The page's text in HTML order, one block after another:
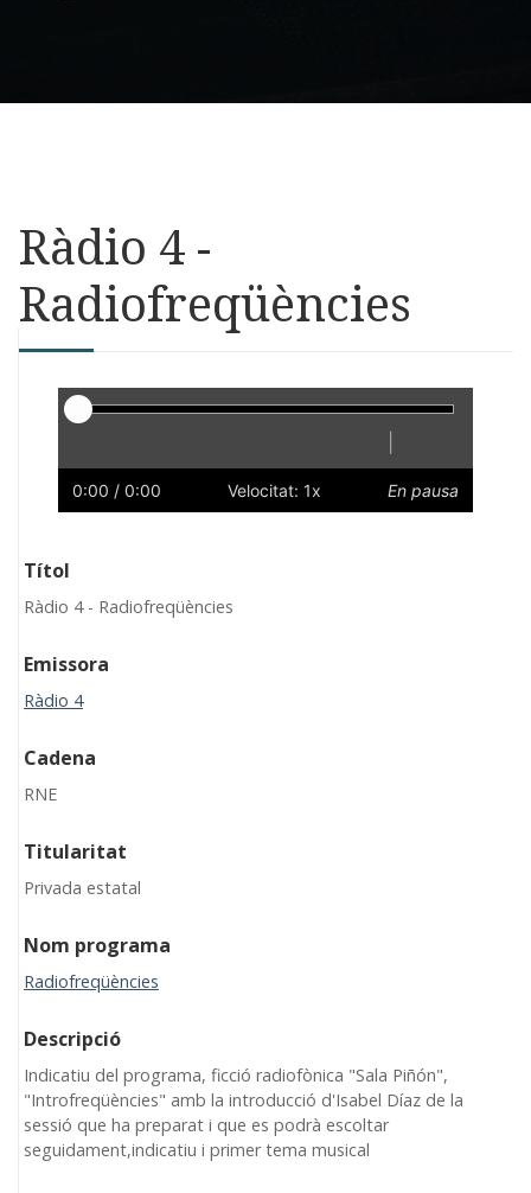
Ràdio 4 -
Radiofreqüències
Reproductor
Lent
0:00 / 0:00 Velocitat: 1x En pausa
Títol
Ràdio 4 - Radiofreqüències
Emissora
Ràdio 4
Cadena
RNE
Titularitat
Privada estatal
Nom programa
Radiofreqüències
Descripció
Indicatiu del programa, ficció radiofònica "Sala Piñón",
"Introfreqüències" amb la introducció d'Isabel Díaz de la
sessió que ha preparat i que es podrà escoltar
seguidament,indicatiu i primer tema musical